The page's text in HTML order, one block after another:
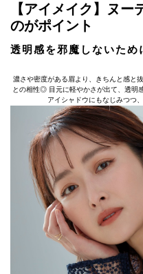
【アイメイク】ヌ
のがポイント
透明感を邪魔しないため
濃さや密度がある眉より、きちんと感と
との相性◎ 目元に軽やかさが出て、透明
アイシャドウにもなじみつつ